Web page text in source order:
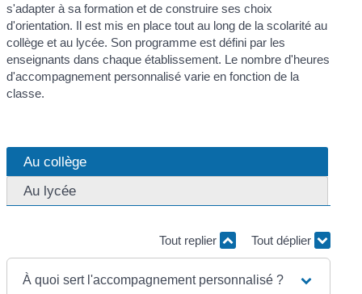
s'adapter à sa formation et de construire ses choix
d'orientation. Il est mis en place tout au long de la scolarité au
collège et au lycée. Son programme est défini par les
enseignants dans chaque établissement. Le nombre d'heures
d'accompagnement personnalisé varie en fonction de la
classe.
Au collège
Au lycée
Tout replier Tout déplier
À quoi sert l'accompagnement personnalisé ?